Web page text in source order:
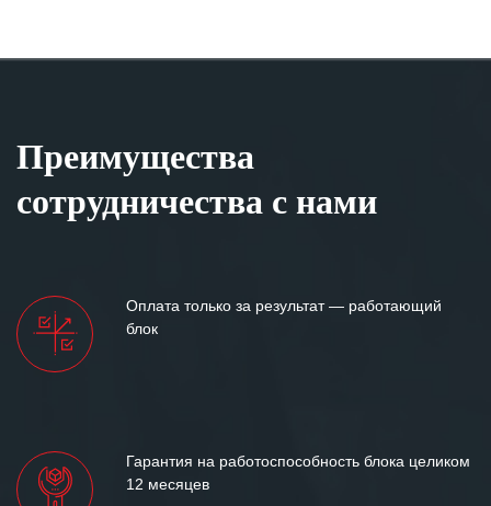
Преимущества
сотрудничества с нами
Оплата только за результат — работающий
блок
Гарантия на работоспособность блока целиком
12 месяцев